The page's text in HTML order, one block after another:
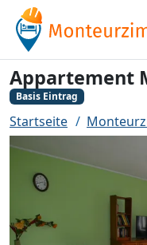
Appartement
Basis Eintrag
Startseite